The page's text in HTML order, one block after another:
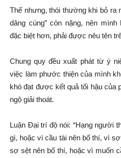
Thế nhưng, thói thường khi bỏ ra
dâng cúng” còn nặng, nên
đặc biệt hơn, phải được nêu tên
Chung quy đều xuất phát từ ý
việc làm phước thiện của mình
khó đạt được kết quả tối hậu của
ngộ giải thoát.
Luận Đại trí độ nói: “Hạng người
gì, hoặc vì cầu tài nên bố thí, vì
sợ sệt nên bố thí, hoặc vì muốn